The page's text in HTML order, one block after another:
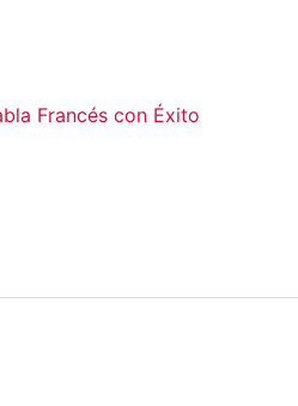
28°C 28°C 26°C
Francés con Éxito